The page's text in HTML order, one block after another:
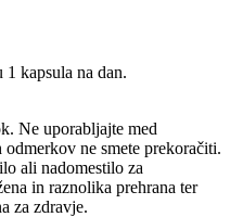
kapsula na dan.
Ne uporabljajte med
ne smete prekoračiti.
ali nadomestilo za
in raznolika prehrana ter
za zdravje.